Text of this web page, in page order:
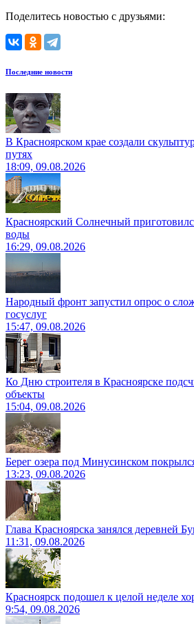
Поделитесь новостью с друзьями:
Последние новости
В Красноярском крае создали
путях
18:09, 09.08.2026
Красноярский Солнечный
воды
16:29, 09.08.2026
Народный фронт запустил опрос о
госуслуг
15:47, 09.08.2026
Ко Дню строителя в Красноярске
объекты
15:04, 09.08.2026
Берег озера под Минусинском
13:23, 09.08.2026
Глава Красноярска занялся деревней
11:31, 09.08.2026
Красноярск подошел к целой неделе
9:54, 09.08.2026